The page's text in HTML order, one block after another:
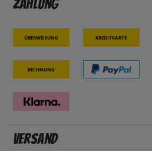
Zahlung
Überweisung Kreditkarte
Rechnung
Versand